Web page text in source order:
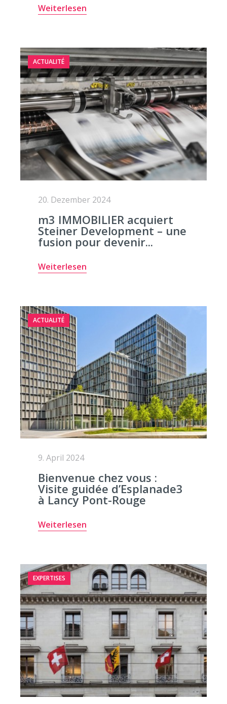
Weiterlesen
ACTUALITÉ
20. Dezember 2024
m3 IMMOBILIER acquiert
Steiner Development – une
fusion pour devenir...
Weiterlesen
ACTUALITÉ
9. April 2024
Bienvenue chez vous :
Visite guidée d’Esplanade3
à Lancy Pont-Rouge
Weiterlesen
EXPERTISES